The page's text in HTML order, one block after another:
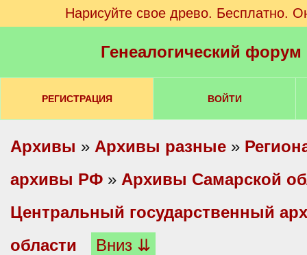
Нарисуйте свое древо. Бесплатно.
Генеалогический
РЕГИСТРАЦИЯ ВОЙТИ
Архивы » Архивы разные »
архивы РФ » Архивы Самарской
Центральный государственный
области
Вниз ⇊